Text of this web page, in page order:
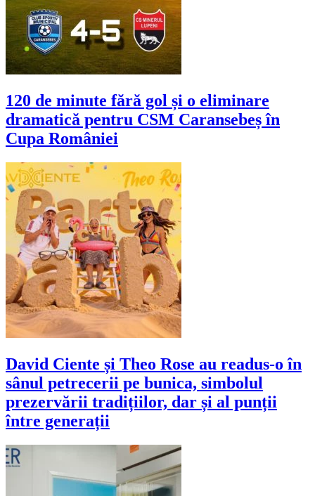
120 de minute fără gol și o eliminare
dramatică pentru CSM Caransebeș în
Cupa României
David Ciente și Theo Rose au readus-o în
sânul petrecerii pe bunica, simbolul
prezervării tradițiilor, dar și al punții
între generații